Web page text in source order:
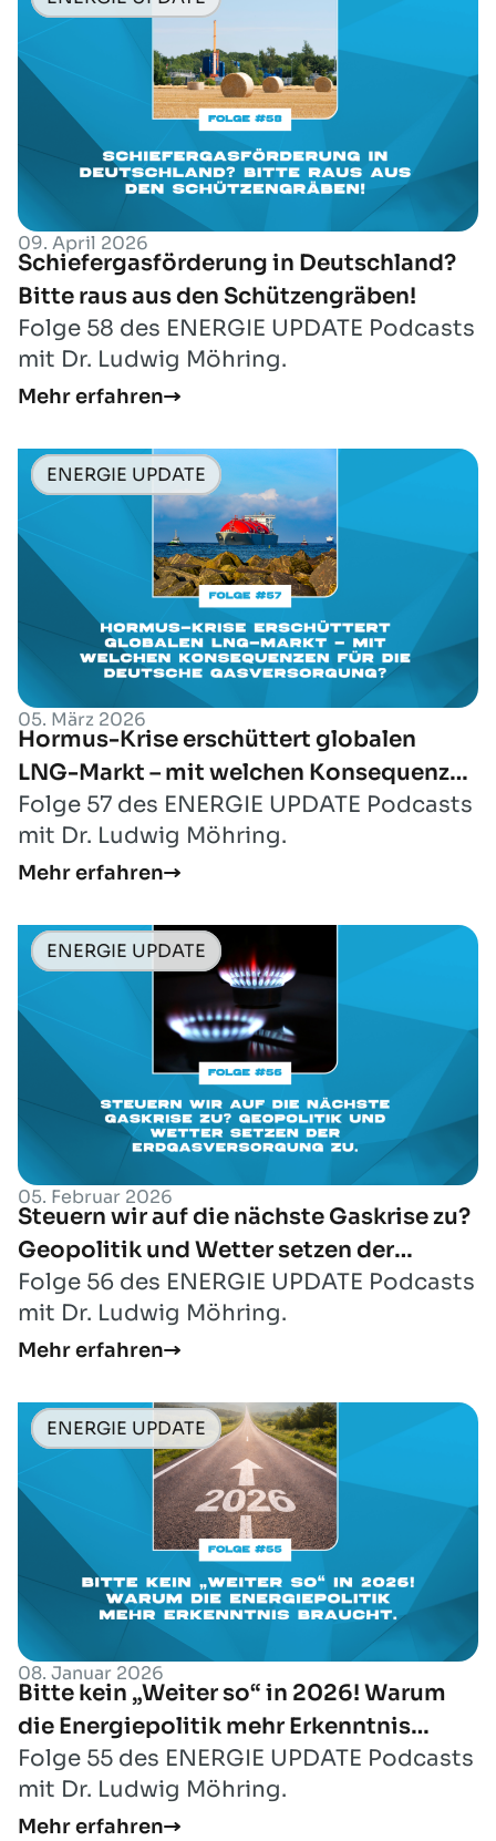
09. April 2026
Schiefergasförderung in Deutschland?
Bitte raus aus den Schützengräben!
Folge 58 des ENERGIE UPDATE Podcasts
mit Dr. Ludwig Möhring.
Mehr erfahren
ENERGIE UPDATE
05. März 2026
Hormus-Krise erschüttert globalen
LNG-Markt – mit welchen Konsequenzen
für die deutsche Gasversorgung?
Folge 57 des ENERGIE UPDATE Podcasts
mit Dr. Ludwig Möhring.
Mehr erfahren
ENERGIE UPDATE
05. Februar 2026
Steuern wir auf die nächste Gaskrise zu?
Geopolitik und Wetter setzen der
Erdgasversorgung zu.
Folge 56 des ENERGIE UPDATE Podcasts
mit Dr. Ludwig Möhring.
Mehr erfahren
ENERGIE UPDATE
08. Januar 2026
Bitte kein „Weiter so“ in 2026! Warum
die Energiepolitik mehr Erkenntnis
braucht.
Folge 55 des ENERGIE UPDATE Podcasts
mit Dr. Ludwig Möhring.
Mehr erfahren